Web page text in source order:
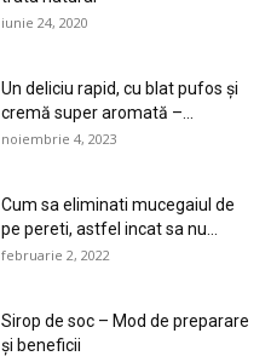
iunie 24, 2020
Un deliciu rapid, cu blat pufos și
cremă super aromată –...
noiembrie 4, 2023
Cum sa eliminati mucegaiul de
pe pereti, astfel incat sa nu...
februarie 2, 2022
Sirop de soc – Mod de preparare
și beneficii